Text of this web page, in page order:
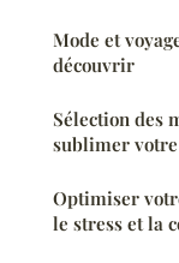
Mode et
découvrir
Sélection des
sublimer
Optimiser
le stress et la